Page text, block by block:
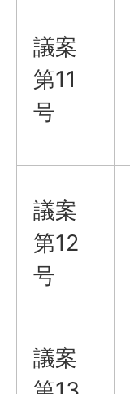
議案
第11
号
議案
第12
号
議案